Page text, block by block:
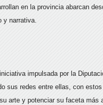
en la provincia abarcan
y narrativa.
impulsada por la
sus redes entre ellas, con
arte y potenciar su faceta